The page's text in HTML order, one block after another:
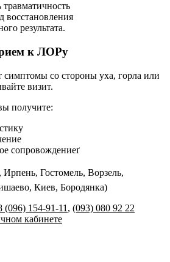
восстановления
результата.
к ЛОРу
симптомы со стороны уха, горла или
визит.
получите:
сопровождениеґ
Гостомель, Ворзель,
Киев, Бородянка)
(096) 154-91-11 , (093) 080 92 22
кабинете